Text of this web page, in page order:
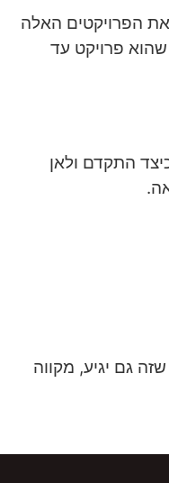
את הפרויקטים האלה
פרויקט עד
התקדם ולאן
גם יגיע, מקווה